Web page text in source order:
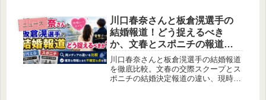
す。
ニュース
川口春奈さんと板倉滉選手の
結婚報道！どう捉えるべき
か、文春とスポニチの報道を
比較
川口春奈さんと板倉滉選手の結婚報道
を徹底比較。文春の交際スクープとス
ポニチの結婚決定報道の違い、現時点